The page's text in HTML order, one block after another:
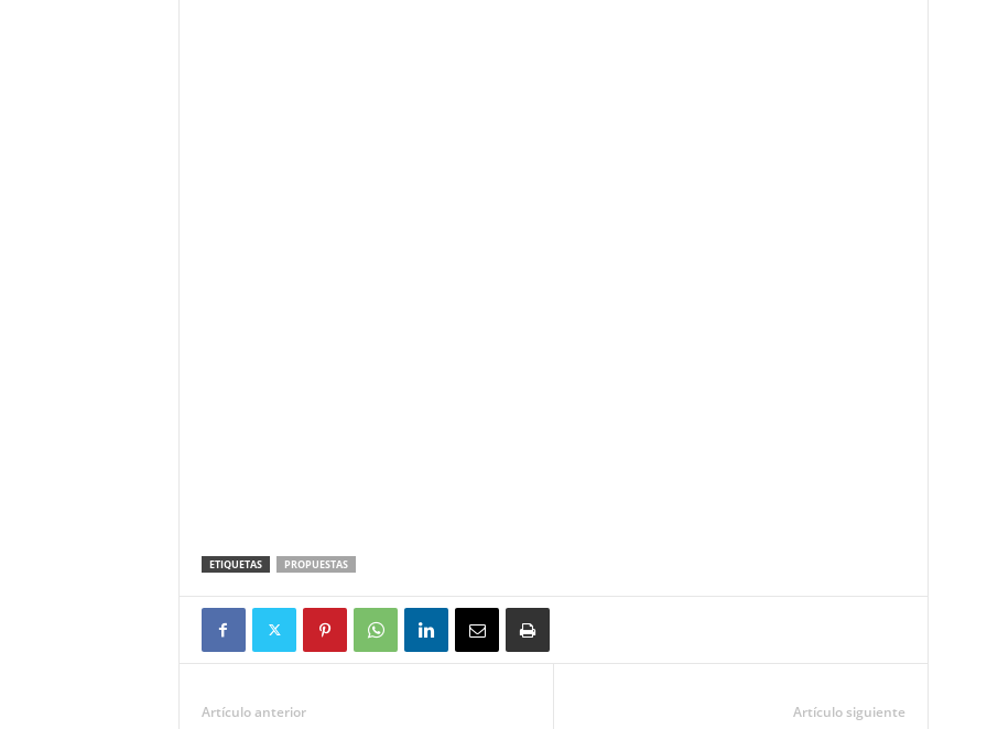
ETIQUETAS PROPUESTAS
Artículo anterior Artículo siguiente